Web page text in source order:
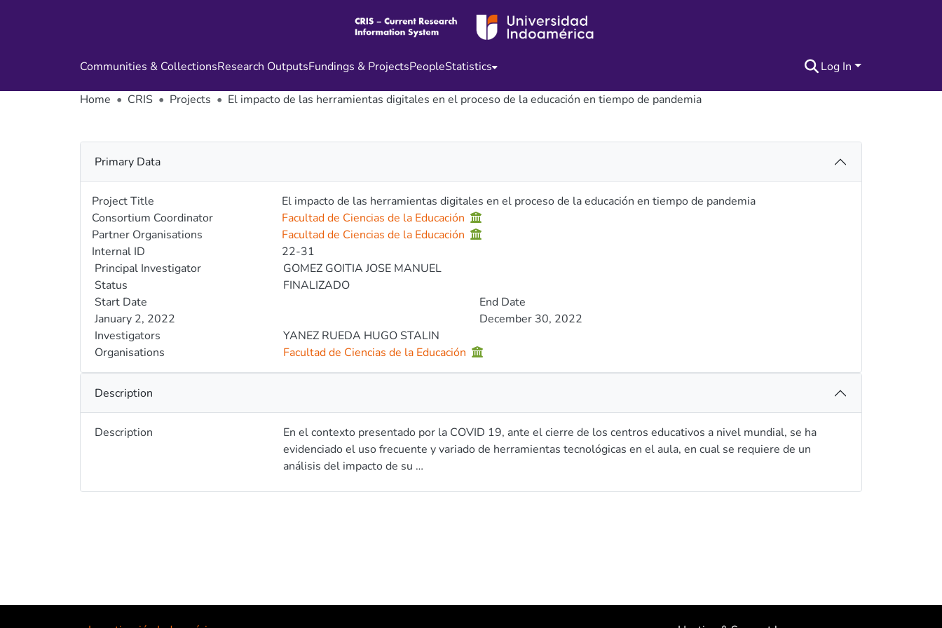
Communities & CollectionsResearch OutputsFundings & ProjectsPeopleStatistics Log In
Home CRIS Projects El impacto de las herramientas digitales en el proceso de la educación en tiempo de pandemia
Primary Data
Project Title
El impacto de las herramientas digitales en el proceso de la educación en tiempo de pandemia
Consortium Coordinator
Facultad de Ciencias de la Educación
Partner Organisations
Facultad de Ciencias de la Educación
Internal ID
22-31
Principal Investigator
GOMEZ GOITIA JOSE MANUEL
Status
FINALIZADO
Start Date
January 2, 2022
End Date
December 30, 2022
Investigators
YANEZ RUEDA HUGO STALIN
Organisations
Facultad de Ciencias de la Educación
Description
Description
En el contexto presentado por la COVID 19, ante el cierre de los centros educativos a nivel mundial, se ha
evidenciado el uso frecuente y variado de herramientas tecnológicas en el aula, en cual se requiere de un
análisis del impacto de su